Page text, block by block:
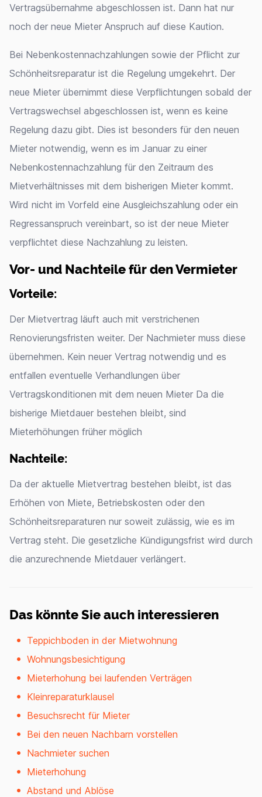
Vertragsübernahme abgeschlossen ist. Dann hat nur
noch der neue Mieter Anspruch auf diese Kaution.
Bei Nebenkostennachzahlungen sowie der Pflicht zur
Schönheitsreparatur ist die Regelung umgekehrt. Der
neue Mieter übernimmt diese Verpflichtungen sobald der
Vertragswechsel abgeschlossen ist, wenn es keine
Regelung dazu gibt. Dies ist besonders für den neuen
Mieter notwendig, wenn es im Januar zu einer
Nebenkostennachzahlung für den Zeitraum des
Mietverhältnisses mit dem bisherigen Mieter kommt.
Wird nicht im Vorfeld eine Ausgleichszahlung oder ein
Regressanspruch vereinbart, so ist der neue Mieter
verpflichtet diese Nachzahlung zu leisten.
Vor- und Nachteile für den Vermieter
Vorteile:
Der Mietvertrag läuft auch mit verstrichenen
Renovierungsfristen weiter. Der Nachmieter muss diese
übernehmen. Kein neuer Vertrag notwendig und es
entfallen eventuelle Verhandlungen über
Vertragskonditionen mit dem neuen Mieter Da die
bisherige Mietdauer bestehen bleibt, sind
Mieterhöhungen früher möglich
Nachteile:
Da der aktuelle Mietvertrag bestehen bleibt, ist das
Erhöhen von Miete, Betriebskosten oder den
Schönheitsreparaturen nur soweit zulässig, wie es im
Vertrag steht. Die gesetzliche Kündigungsfrist wird durch
die anzurechnende Mietdauer verlängert.
Das könnte Sie auch interessieren
Teppichboden in der Mietwohnung
Wohnungsbesichtigung
Mieterhohung bei laufenden Verträgen
Kleinreparaturklausel
Besuchsrecht für Mieter
Bei den neuen Nachbarn vorstellen
Nachmieter suchen
Mieterhohung
Abstand und Ablöse